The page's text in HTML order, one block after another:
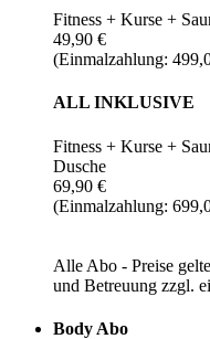
Fitness + Kurse +
49,90 €
(Einmalzahlung:
ALL INKLUSIVE
Fitness + Kurse +
Dusche
69,90 €
(Einmalzahlung:
Alle Abo - Preise
und Betreuung zzgl.
Body Abo